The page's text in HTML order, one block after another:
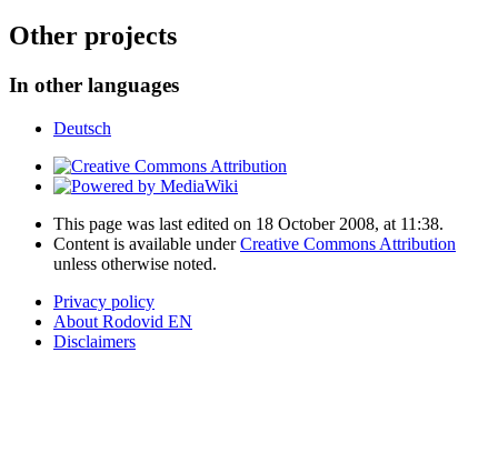
Other projects
In other languages
Deutsch
This page was last edited on 18 October 2008, at 11:38.
Content is available underCreative Commons Attribution
unless otherwise noted.
Privacy policy
About Rodovid EN
Disclaimers